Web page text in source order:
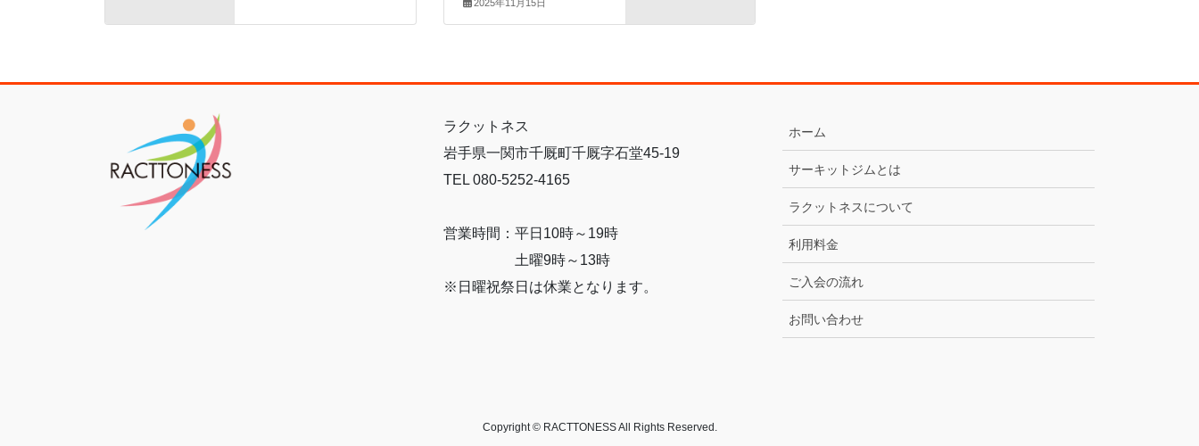
2025年11月15日
ラクットネス
岩手県一関市千厩町千厩字石堂45-19
TEL 080-5252-4165
営業時間：平日10時～19時
土曜9時～13時
※日曜祝祭日は休業となります。
ホーム
サーキットジムとは
ラクットネスについて
利用料金
ご入会の流れ
お問い合わせ
Copyright © RACTTONESS All Rights Reserved.